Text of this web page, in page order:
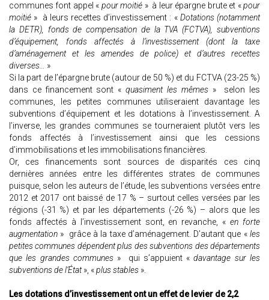
communes font appel « pour moitié » à leur épargne brute et «pour
moitié » à leurs recettes d’investissement : « Dotations (notamment
la DETR), fonds de compensation de la TVA (FCTVA), subventions
d’équipement, fonds affectés à l’investissement (dont la taxe
d’aménagement et les amendes de police) et d’autres recettes
diverses… »
Si la part de l’épargne brute (autour de 50 %) et du FCTVA (23-25 %)
dans ce financement sont «quasiment les mêmes» selon les
communes, les petites communes utiliseraient davantage les
subventions d’équipement et les dotations à l’investissement. A
l’inverse, les grandes communes se tourneraient plutôt vers les
fonds affectés à l’investissement ainsi que les cessions
d’immobilisations et les immobilisations financières.
Or, ces financements sont sources de disparités ces cinq
dernières années entre les différentes strates de communes
puisque, selon les auteurs de l’étude, les subventions versées entre
2012 et 2017 ont baissé de 17 % – surtout celles versées par les
régions (-31 %) et par les départements (-26 %) – alors que les
fonds affectés à l’investissement sont, en revanche, «en forte
augmentation » grâce à la taxe d’aménagement. D’autant que «les
petites communes dépendent plus des subventions des départements
que les grandes communes» qui s’appuient « davantage sur les
subventions de l’État», «plus stables ».
Les dotations d’investissement ont un effet de levier de 2,2